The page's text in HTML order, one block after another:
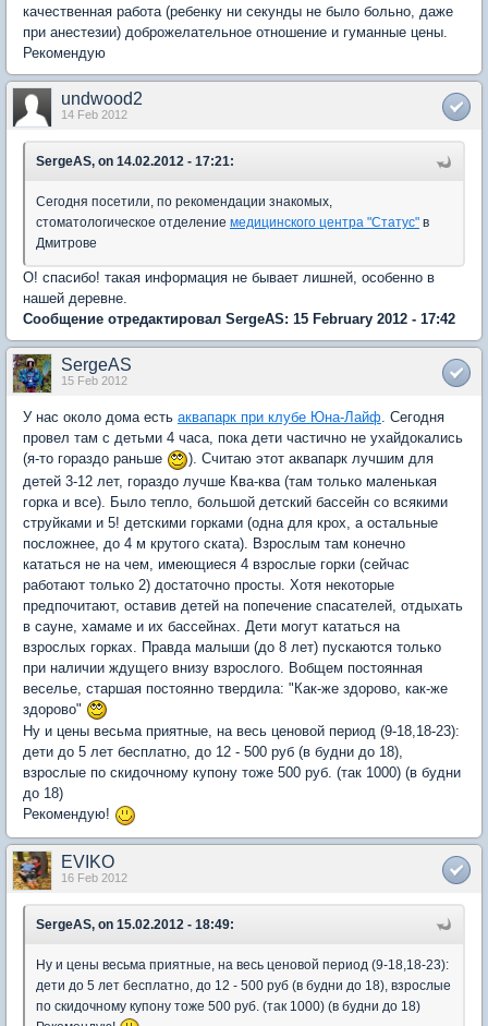
качественная работа (ребенку ни секунды не было больно, даже
при анестезии) доброжелательное отношение и гуманные цены.
Рекомендую
undwood2
14 Feb 2012
SergeAS, on 14.02.2012 - 17:21:
Сегодня посетили, по рекомендации знакомых,
стоматологическое отделение медицинского центра "Статус" в
Дмитрове
О! спасибо! такая информация не бывает лишней, особенно в
нашей деревне.
Сообщение отредактировал SergeAS: 15 February 2012 - 17:42
SergeAS
15 Feb 2012
У нас около дома есть аквапарк при клубе Юна-Лайф . Сегодня
провел там с детьми 4 часа, пока дети частично не ухайдокались
(я-то гораздо раньше
). Считаю этот аквапарк лучшим для
детей 3-12 лет, гораздо лучше Ква-ква (там только маленькая
горка и все). Было тепло, большой детский бассейн со всякими
струйками и 5! детскими горками (одна для крох, а остальные
посложнее, до 4 м крутого ската). Взрослым там конечно
кататься не на чем, имеющиеся 4 взрослые горки (сейчас
работают только 2) достаточно просты. Хотя некоторые
предпочитают, оставив детей на попечение спасателей, отдыхать
в сауне, хамаме и их бассейнах. Дети могут кататься на
взрослых горках. Правда малыши (до 8 лет) пускаются только
при наличии ждущего внизу взрослого. Вобщем постоянная
веселье, старшая постоянно твердила: "Как-же здорово, как-же
здорово"
Ну и цены весьма приятные, на весь ценовой период (9-18,18-23):
дети до 5 лет бесплатно, до 12 - 500 руб (в будни до 18),
взрослые по скидочному купону тоже 500 руб. (так 1000) (в будни
до 18)
Рекомендую!
EVIKO
16 Feb 2012
SergeAS, on 15.02.2012 - 18:49:
Ну и цены весьма приятные, на весь ценовой период (9-18,18-23):
дети до 5 лет бесплатно, до 12 - 500 руб (в будни до 18), взрослые
по скидочному купону тоже 500 руб. (так 1000) (в будни до 18)